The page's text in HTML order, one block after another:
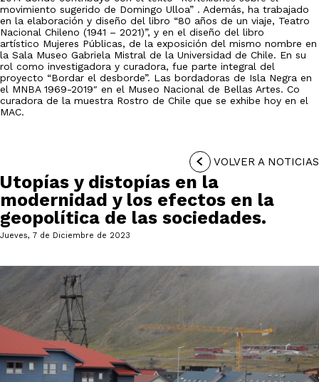
movimiento sugerido de Domingo Ulloa” . Además, ha trabajado
en la elaboración y diseño del libro “80 años de un viaje, Teatro
Nacional Chileno (1941 – 2021)”, y en el diseño del libro
artístico Mujeres Públicas, de la exposición del mismo nombre en
la Sala Museo Gabriela Mistral de la Universidad de Chile. En su
rol como investigadora y curadora, fue parte integral del
proyecto “Bordar el desborde”. Las bordadoras de Isla Negra en
el MNBA 1969-2019″ en el Museo Nacional de Bellas Artes. Co
curadora de la muestra Rostro de Chile que se exhibe hoy en el
MAC.
VOLVER A NOTICIAS
Utopías y distopías en la
modernidad y los efectos en la
geopolítica de las sociedades.
Jueves, 7 de Diciembre de 2023